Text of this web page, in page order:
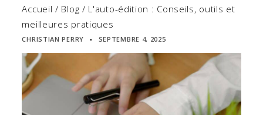
Accueil / Blog / L'auto-édition : Conseils, outils et
meilleures pratiques
CHRISTIAN PERRY ▪ SEPTEMBRE 4, 2025